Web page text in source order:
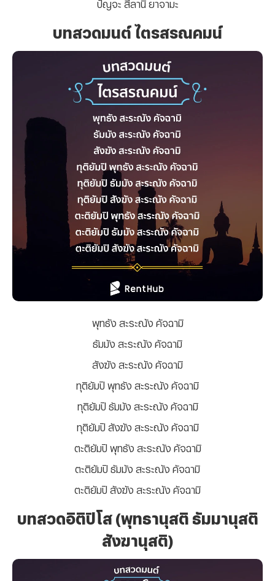
ปัญจะ สีลานิ ยาจามะ
บทสวดมนต์ ไตรสรณคมน์
พุทธัง สะระณัง คัจฉามิ
ธัมมัง สะระณัง คัจฉามิ
สังฆัง สะระณัง คัจฉามิ
ทุติยัมปิ พุทธัง สะระณัง คัจฉามิ
ทุติยัมปิ ธัมมัง สะระณัง คัจฉามิ
ทุติยัมปิ สังฆัง สะระณัง คัจฉามิ
ตะติยัมปิ พุทธัง สะระณัง คัจฉามิ
ตะติยัมปิ ธัมมัง สะระณัง คัจฉามิ
ตะติยัมปิ สังฆัง สะระณัง คัจฉามิ
บทสวดอิติปิโส (พุทธานุสติ ธัมมานุสติ
สังฆานุสติ)